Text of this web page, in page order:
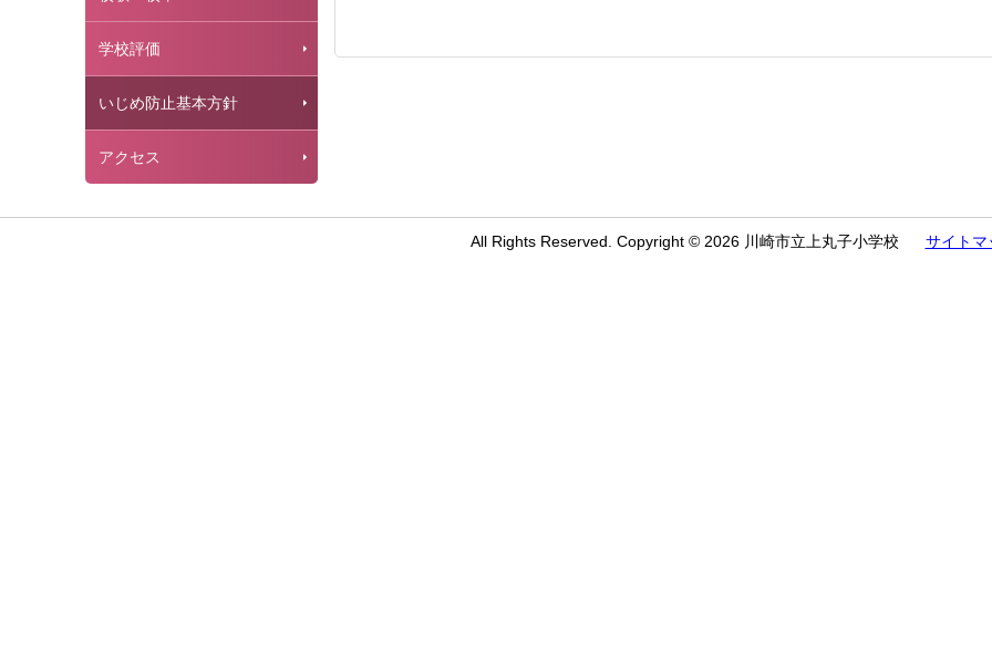
学校評価
いじめ防止基本方針
アクセス
All Rights Reserved. Copyright © 2026 川崎市立上丸子小学校 サイトマ